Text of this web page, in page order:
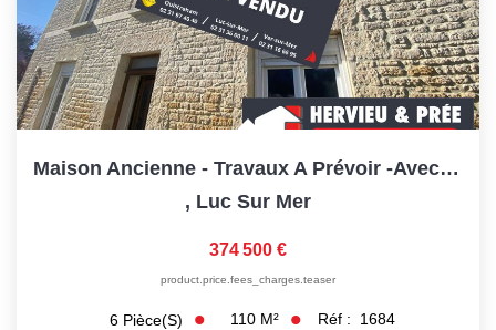
Maison Ancienne - Travaux A Prévoir -avec Dépendances -...
, Luc Sur Mer
374 500 €
product.price.fees_charges.teaser
6 Pièce(s) 110 M² Réf : 1684